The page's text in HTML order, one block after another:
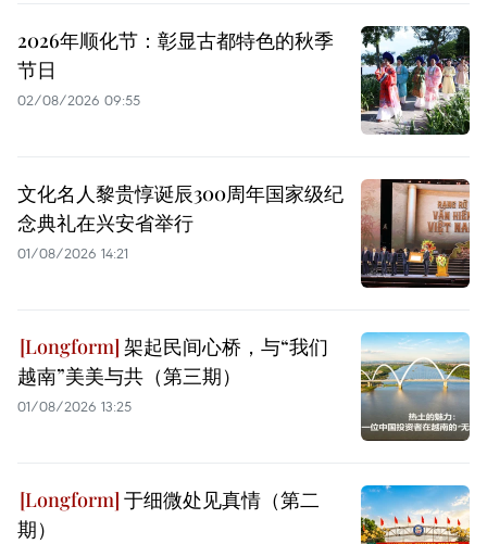
2026年顺化节：彰显古都特色的秋季
节日
02/08/2026 09:55
文化名人黎贵惇诞辰300周年国家级纪
念典礼在兴安省举行
01/08/2026 14:21
架起民间心桥，与“我们
越南”美美与共（第三期）
01/08/2026 13:25
于细微处见真情（第二
期）